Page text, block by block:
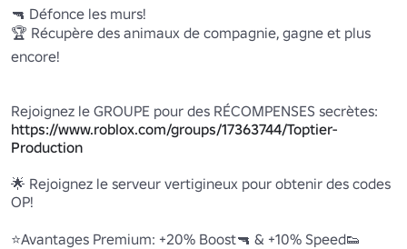
🔫 Défonce les murs!
🏆 Récupère des animaux de compagnie, gagne et plus
encore!
https://www.roblox.com/groups/17363744/Toptier-
Production
🌟 Rejoignez le serveur vertigineux pour obtenir des codes
OP!
⭐Avantages Premium: +20% Boost🔫 & +10% Speed👟